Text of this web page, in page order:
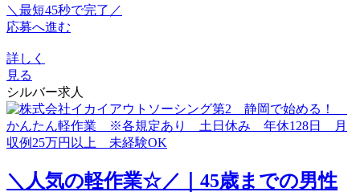
＼最短45秒で完了／
応募へ進む
詳しく
見る
シルバー求人
＼人気の軽作業☆／｜45歳までの男性